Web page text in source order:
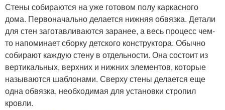
Стены собираются на уже готовом полу каркасного
дома. Первоначально делается нижняя обвязка. Детали
для стен заготавливаются заранее, а весь процесс чем-
то напоминает сборку детского конструктора. Обычно
собирают каждую стену в отдельности. Она состоит из
вертикальных, верхних и нижних элементов, которые
называются шаблонами. Сверху стены делается еще
одна обвязка, необходимая для установки стропил
кровли.